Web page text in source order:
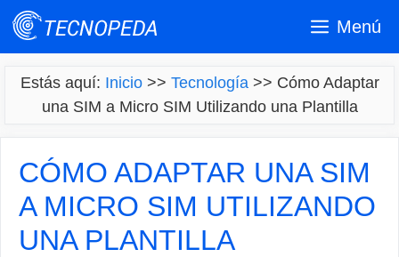
Saltar
Menú
Estás aquí: Inicio>> Tecnología>> Cómo Adaptar
una SIM a Micro SIM Utilizando una Plantilla
CÓMO ADAPTAR UNA SIM
A MICRO SIM UTILIZANDO
UNA PLANTILLA